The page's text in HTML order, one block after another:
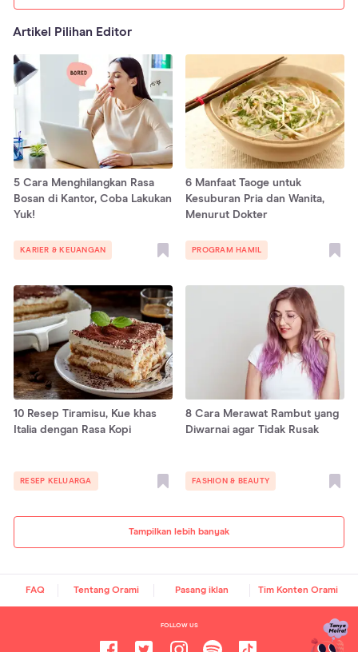
Artikel Pilihan Editor
Tampilkan lebih banyak
5 Cara Menghilangkan Rasa
Bosan di Kantor, Coba Lakukan
Yuk!
KARIER & KEUANGAN
6 Manfaat Taoge untuk
Kesuburan Pria dan Wanita,
Menurut Dokter
PROGRAM HAMIL
10 Resep Tiramisu, Kue khas
Italia dengan Rasa Kopi
RESEP KELUARGA
8 Cara Merawat Rambut yang
Diwarnai agar Tidak Rusak
FASHION & BEAUTY
FAQ Tentang Orami Pasang iklan Tim Konten Orami
FOLLOW US